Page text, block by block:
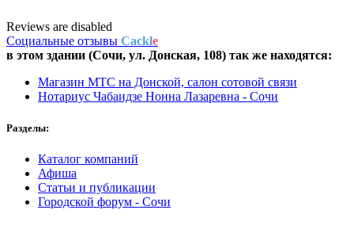
Reviews are disabled
Социальные отзывы Cackle
в этом здании (Сочи, ул. Донская, 108) так же находятся:
Магазин МТС на Донской, салон сотовой связи
Нотариус Чабаидзе Нонна Лазаревна - Сочи
Разделы:
Каталог компаний
Афиша
Статьи и публикации
Городской форум - Сочи